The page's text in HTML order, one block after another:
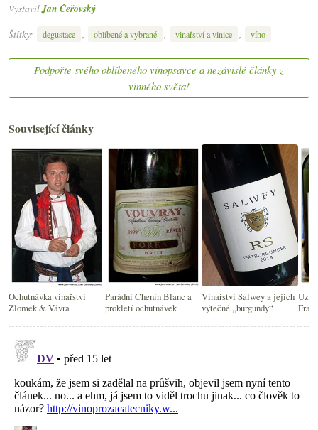
Vystavil Jan Čeřovský
Štítky:
degustace , oblíbené a vybrané , vinařství a vinice , víno
Podpořte svého oblíbeného vínopsavce a nezávislé články z
vinného světa!
Související články
Ochutnávka vinařství
Zlomek & Vávra
Parádní Chenin Blanc a
prokletí ochutnávek
Vinařství Salwey a jejich
výtečné „burgundy“
pár